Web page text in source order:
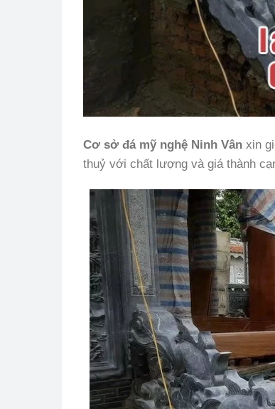
Cơ sở đá mỹ nghệ Ninh Vân xin
thuỷ với chất lượng và giá thành